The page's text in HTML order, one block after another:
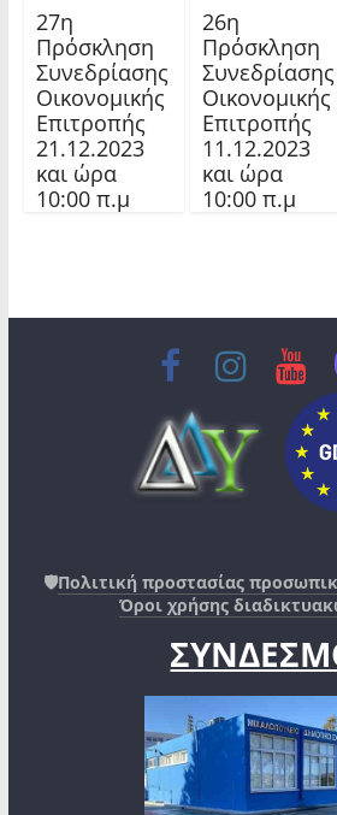
27η
Πρόσκληση
Συνεδρίασης
Οικονομικής
Επιτροπής
21.12.2023
και ώρα
10:00 π.μ
26η
Πρόσκληση
Συνεδρίασης
Οικονομικής
Επιτροπής
11.12.2023
και ώρα
10:00 π.μ
🛡️Πολιτική προστασίας
Όροι χρήσης